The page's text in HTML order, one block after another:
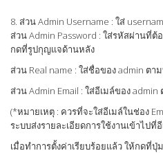
8. ส่วน Admin Username : ใส่
ส่วน Admin Password : ใส่รหัสผ่านที่
กดที่รูปกุญแจด้านหลัง
ส่วน Real name : ใส่ชื่อของ admin ตา
ส่วน Admin Email : ใส่อีเมล์ของ
(*หมายเหตุ : ควรที่จะใส่อีเมล์ในช่อง
ระบบส่งรายละเอียดการใช้งานเข้าไปที่
เมื่อทำการตั้งค่าเรียบร้อยแล้ว ให้กดที่ปุ่